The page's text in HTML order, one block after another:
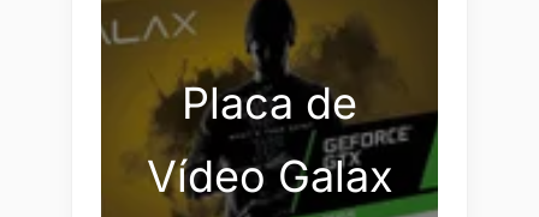
Placa de
Vídeo Galax